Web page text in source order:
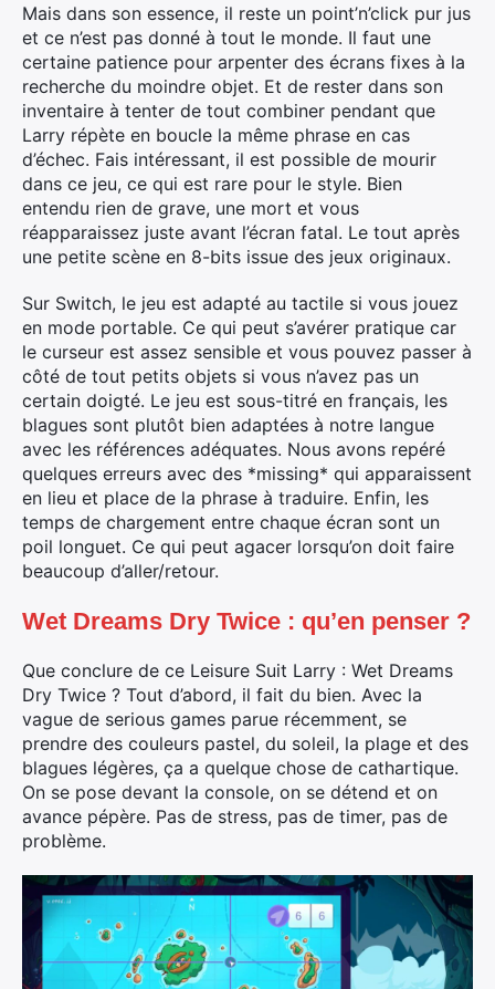
Mais dans son essence, il reste un point’n’click pur jus
et ce n’est pas donné à tout le monde. Il faut une
certaine patience pour arpenter des écrans fixes à la
recherche du moindre objet. Et de rester dans son
inventaire à tenter de tout combiner pendant que
Larry répète en boucle la même phrase en cas
d’échec. Fais intéressant, il est possible de mourir
dans ce jeu, ce qui est rare pour le style. Bien
entendu rien de grave, une mort et vous
réapparaissez juste avant l’écran fatal. Le tout après
une petite scène en 8-bits issue des jeux originaux.
Sur Switch, le jeu est adapté au tactile si vous jouez
en mode portable. Ce qui peut s’avérer pratique car
le curseur est assez sensible et vous pouvez passer à
côté de tout petits objets si vous n’avez pas un
certain doigté. Le jeu est sous-titré en français, les
blagues sont plutôt bien adaptées à notre langue
avec les références adéquates. Nous avons repéré
quelques erreurs avec des *missing* qui apparaissent
en lieu et place de la phrase à traduire. Enfin, les
temps de chargement entre chaque écran sont un
poil longuet. Ce qui peut agacer lorsqu’on doit faire
beaucoup d’aller/retour.
Wet Dreams Dry Twice : qu’en penser ?
Que conclure de ce Leisure Suit Larry : Wet Dreams
Dry Twice ? Tout d’abord, il fait du bien. Avec la
vague de serious games parue récemment, se
prendre des couleurs pastel, du soleil, la plage et des
blagues légères, ça a quelque chose de cathartique.
On se pose devant la console, on se détend et on
avance pépère. Pas de stress, pas de timer, pas de
problème.